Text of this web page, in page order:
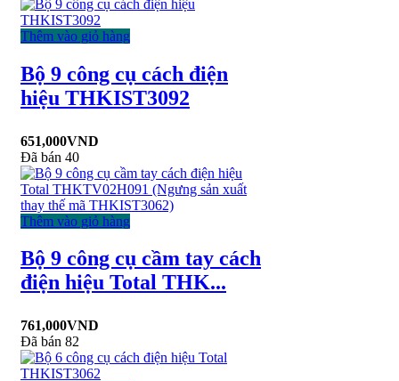
Thêm vào giỏ hàng
Bộ 9 công cụ cách điện
hiệu THKIST3092
651,000VND
Đã bán 40
Thêm vào giỏ hàng
Bộ 9 công cụ cầm tay cách
điện hiệu Total THK...
761,000VND
Đã bán 82